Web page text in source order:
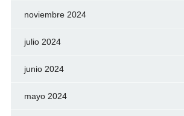
noviembre 2024
julio 2024
junio 2024
mayo 2024